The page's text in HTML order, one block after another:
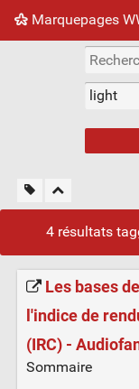
Marquepages
Nuage de tags
4 résultats
Les bases
l'indice de
(IRC) -
Sommaire